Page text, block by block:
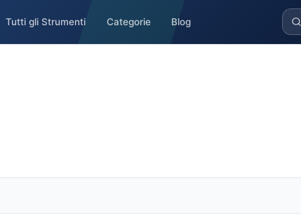
Tutti gli Strumenti Categorie Blog